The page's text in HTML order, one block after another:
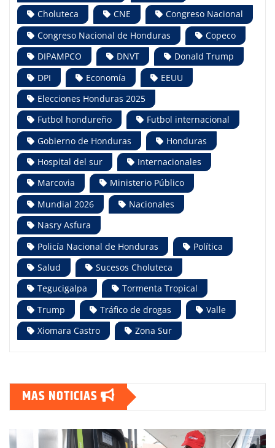
Choluteca
CNE
Congreso Nacional
Congreso Nacional de Honduras
Copeco
DIPAMPCO
DNVT
Donald Trump
DPI
Economía
EEUU
Elecciones Honduras 2025
Futbol hondureño
Futbol internacional
Gobierno de Honduras
Honduras
Hospital del sur
Internacionales
Marcovia
Ministerio Público
Mundial 2026
Nacionales
Nasry Asfura
Policía Nacional de Honduras
Política
Salud
Sucesos Choluteca
Tegucigalpa
Tormenta Tropical
Trump
Tráfico de drogas
Valle
Xiomara Castro
Zona Sur
MAS NOTICIAS